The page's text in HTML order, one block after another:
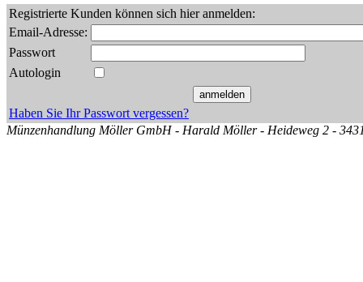
Registrierte Kunden können sich hier anmelden:
Email-Adresse:
Passwort
Autologin
Haben Sie Ihr Passwort vergessen?
Münzenhandlung Möller GmbH - Harald Möller - Heideweg 2 -